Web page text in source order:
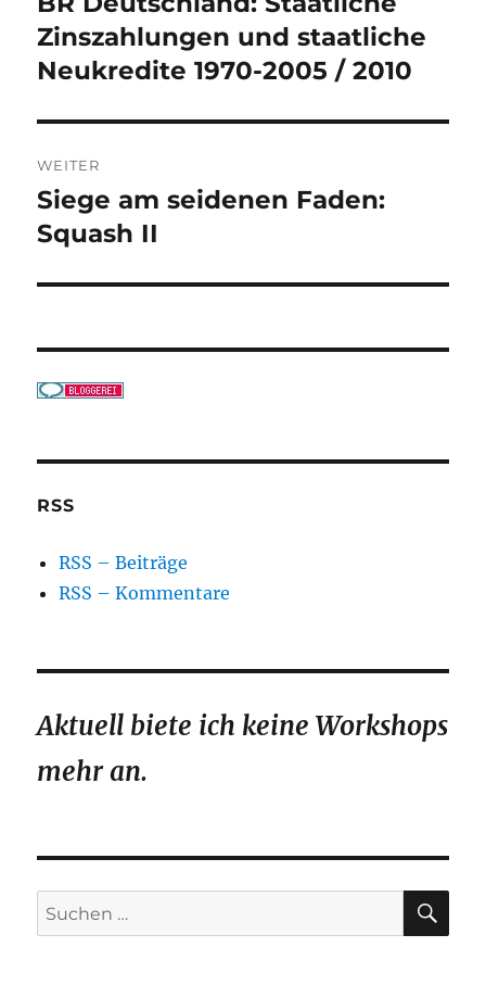
Beitrag:
Zinszahlungen und staatliche
Neukredite 1970-2005 / 2010
WEITER
Nächster
Beitrag:
Siege am seidenen Faden:
Squash II
RSS
RSS – Beiträge
RSS – Kommentare
Aktuell biete ich keine Workshops
mehr an.
Suchen
nach: